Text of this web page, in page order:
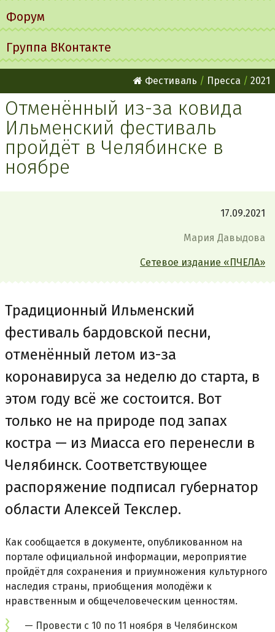
Форум
Группа ВКонтакте
Фестиваль Пресса 2021
Отменённый из-за ковида
Ильменский фестиваль
пройдёт в Челябинске в
ноябре
17.09.2021
Мария Давыдова
Сетевое издание «ПЧЕЛА»
Традиционный Ильменский
фестиваль бардовской песни,
отменённый летом из-за
коронавируса за неделю до старта, в
этом году всё же состоится. Вот
только не на природе под запах
костра — из Миасса его перенесли в
Челябинск. Соответствующее
распоряжение подписал губернатор
области Алексей Текслер.
Как сообщается в документе, опубликованном на
портале официальной информации, мероприятие
пройдёт для сохранения и приумножения культурного
наследия страны, приобщения молодёжи к
нравственным и общечеловеческим ценностям.
— Провести с 10 по 11 ноября в Челябинском